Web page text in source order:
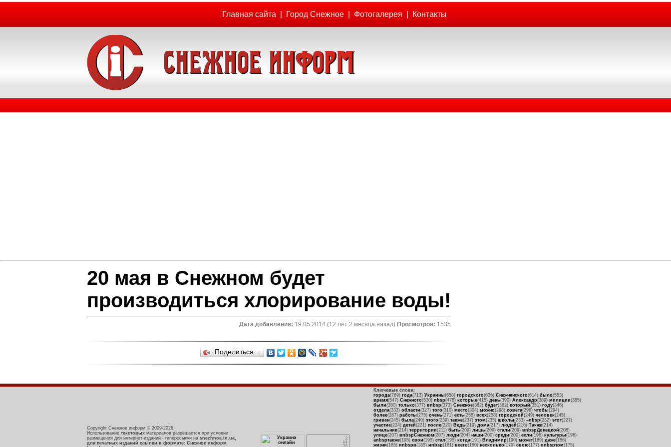
Главная сайта Город Снежное Фотогалерея Контакты
20 мая в Снежном будет
производиться хлорирование воды!
Дата добавления: 19.05.2014 (12 лет 2 месяца назад) Просмотров: 1535
Поделиться…
Copyright Снежное информ © 2009-2026
Использование текстовых материалов разрешается при условии
размещения для интернет-изданий - гиперссылки на snezhnoe.in.ua,
для печатных изданий ссылки в формате: Снежное информ
Ключевые слова:
города(769) года(713) Украины(658) городского(636) Снежнянского(614) было(553)
время(547) Снежного(530) nbsp(478) которые(415) день(390) Александр(389) милиции(385)
были(380) только(377) вnbsp(373) Снежное(362) будет(362) который(351) году(346)
отдела(333) области(327) того(310) место(304) можно(298) совета(296) чтобы(294)
более(287) работы(275) очень(271) есть(258) всех(258) городской(249) человек(245)
гривен(245) была(240) этого(239) также(237) этом(235) школы(233) –nbsp(232) этот(227)
участие(224) детей(221) после(220) Ведь(219) дома(217) людей(216) Также(214)
начальник(214) территории(211) быть(209) лишь(209) стали(209) вnbspДонецкой(208)
улице(207) вnbspСнежном(207) люди(204) наши(200) среди(200) если(196) культуры(196)
аnbspтакже(195) свои(195) стал(195) когда(191) Владимир(190) может(189) даже(186)
жизни(185) иnbspв(185) иnbsp(181) всего(180) несколько(179) свою(177) оnbspтом(175)